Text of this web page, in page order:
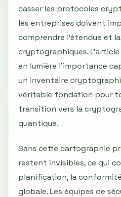
casser les protocoles
les entreprises doivent
comprendre l'étendue et
cryptographiques.
en lumière l’importance
un inventaire
véritable fondation pour
transition vers la
quantique.
Sans cette cartographie
restent invisibles, ce qui
planification, la
globale. Les équipes de